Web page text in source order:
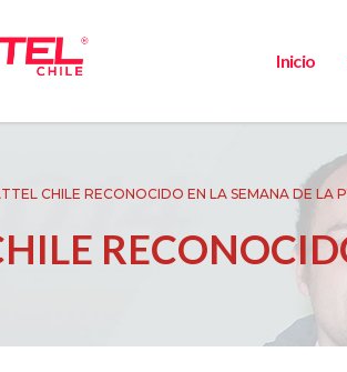
Inicio
CHILE RECONOCIDO EN LA SEMANA DE LA